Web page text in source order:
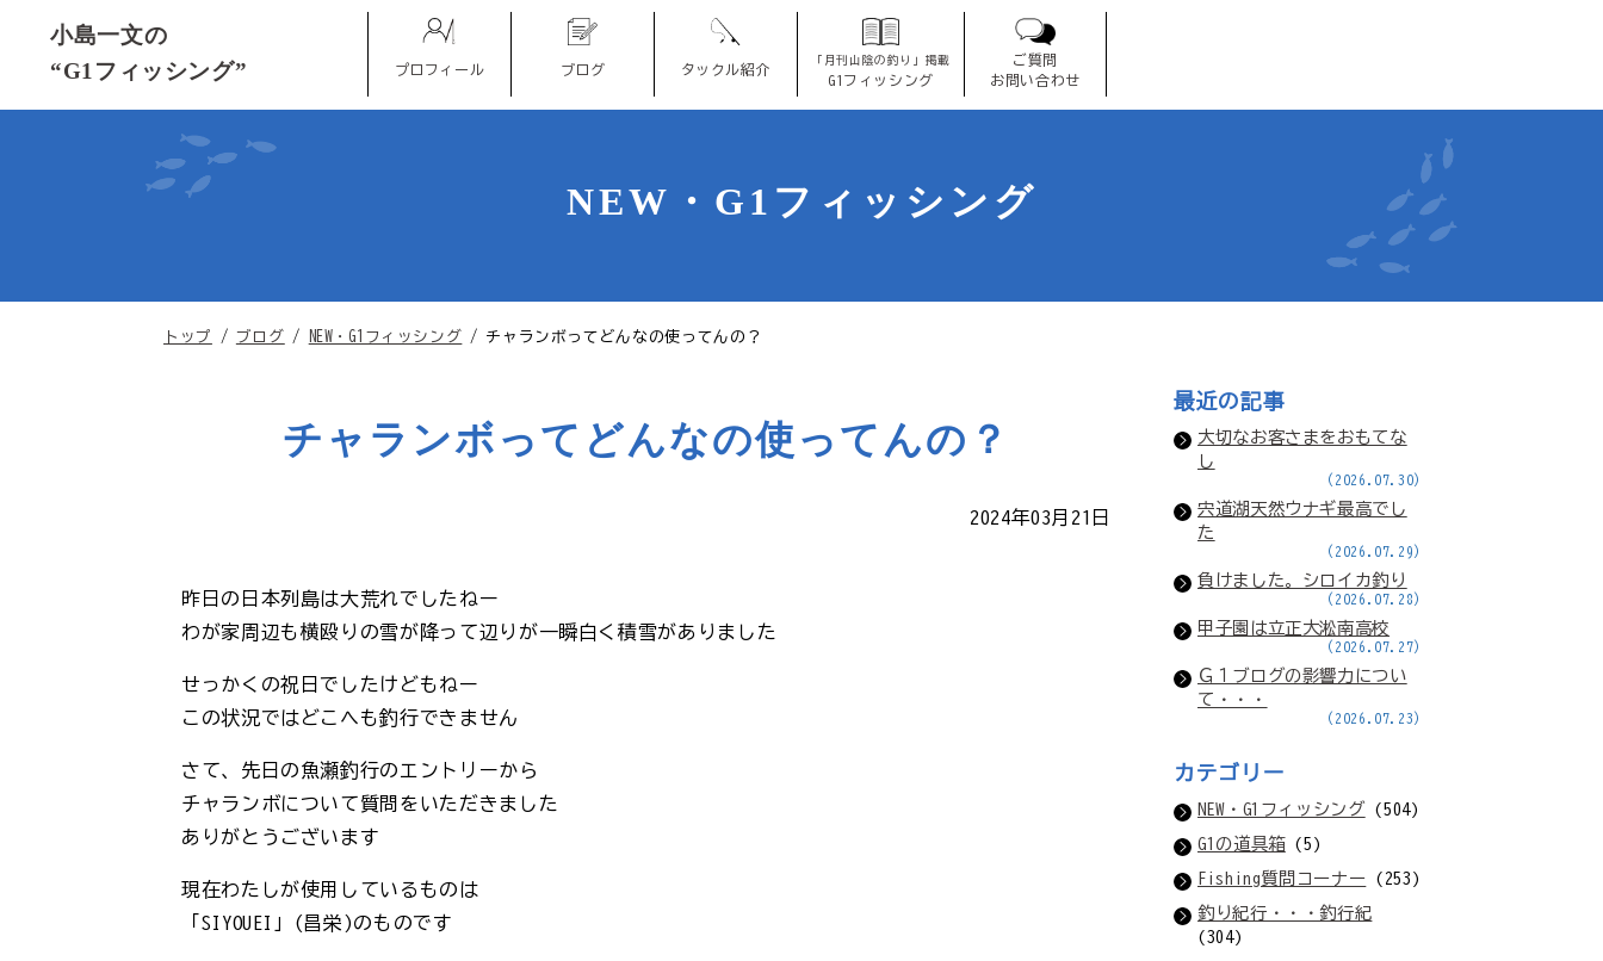
小島一文の
“G1フィッシング”
プロフィール ブログ タックル紹介
「月刊山陰の釣り」掲載
G1フィッシング
ご質問
お問い合わせ
NEW・G1フィッシング
現
トップ / ブログ / NEW・G1フィッシング / チャランボってどんなの使ってんの？
チャランボってどんなの使ってんの？
2024年03月21日
昨日の日本列島は大荒れでしたねー
わが家周辺も横殴りの雪が降って辺りが一瞬白く積雪がありました
せっかくの祝日でしたけどもねー
この状況ではどこへも釣行できません
さて、先日の魚瀬釣行のエントリーから
チャランボについて質問をいただきました
ありがとうございます
現在わたしが使用しているものは
「SIYOUEI」(昌栄)のものです
最近の記事
大切なお客さまをおもてな
し
(2026.07.30)
宍道湖天然ウナギ最高でし
た
(2026.07.29)
負けました。シロイカ釣り
(2026.07.28)
甲子園は立正大淞南高校
(2026.07.27)
Ｇ１ブログの影響力につい
て・・・
(2026.07.23)
カテゴリー
NEW・G1フィッシング(504)
G1の道具箱(5)
Fishing質問コーナー (253)
釣り紀行・・・釣行紀
(304)